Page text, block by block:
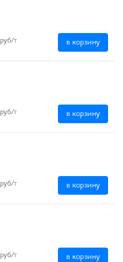
руб/т в корзину
руб/т в корзину
руб/т в корзину
руб/т в корзину